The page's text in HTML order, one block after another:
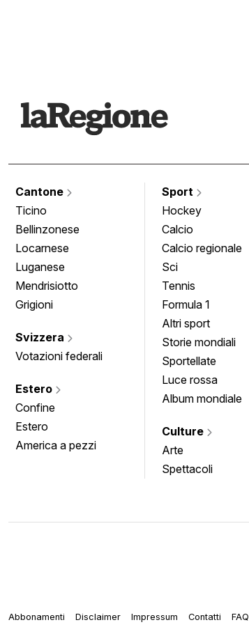
Cantone
Ticino
Bellinzonese
Locarnese
Luganese
Mendrisiotto
Grigioni
Svizzera
Votazioni federali
Estero
Confine
Estero
America a pezzi
Sport
Hockey
Calcio
Calcio regionale
Sci
Tennis
Formula 1
Altri sport
Storie mondiali
Sportellate
Luce rossa
Album mondiale
Culture
Arte
Spettacoli
Abbonamenti Disclaimer Impressum Contatti FAQ